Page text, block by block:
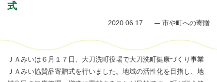
式
2020.06.17 市や町への寄贈
ＪＡみいは６月１７日、大刀洗町役場で大刀洗町健康づくり事業
ＪＡみい協賛品寄贈式を行いました。地域の活性化を目指し、地